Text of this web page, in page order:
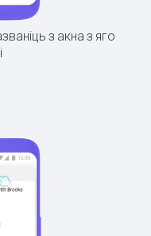
з акна з яго